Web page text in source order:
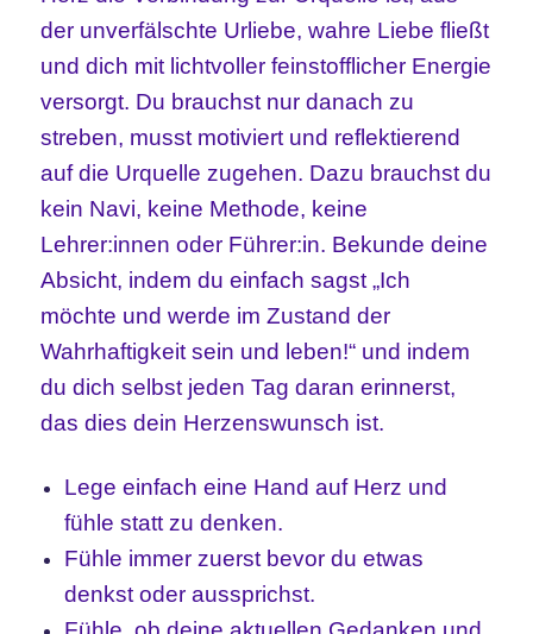
der unverfälschte Urliebe, wahre Liebe fließt
und dich mit lichtvoller feinstofflicher Energie
versorgt. Du brauchst nur danach zu
streben, musst motiviert und reflektierend
auf die Urquelle zugehen. Dazu brauchst du
kein Navi, keine Methode, keine
Lehrer:innen oder Führer:in. Bekunde deine
Absicht, indem du einfach sagst „Ich
möchte und werde im Zustand der
Wahrhaftigkeit sein und leben!“ und indem
du dich selbst jeden Tag daran erinnerst,
das dies dein Herzenswunsch ist.
Lege einfach eine Hand auf Herz und
fühle statt zu denken.
Fühle immer zuerst bevor du etwas
denkst oder aussprichst.